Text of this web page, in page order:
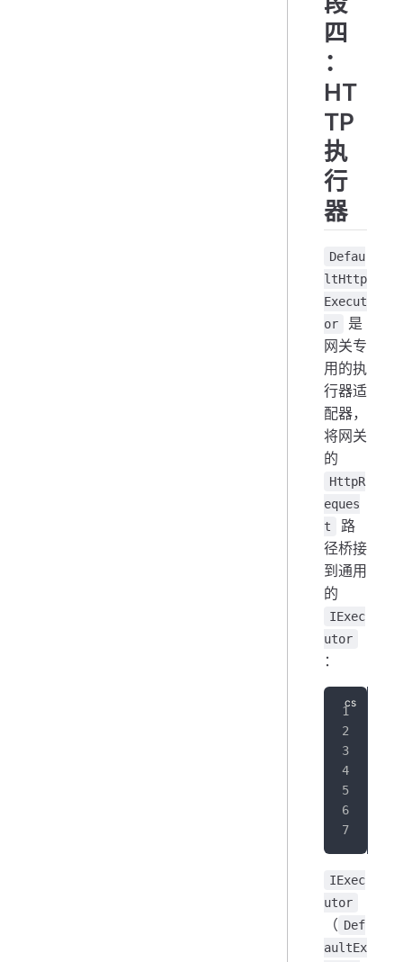
四
：
HT
TP
执
行
器
Defau
ltHttp
Execut
or
是
网关专
用的执
行器适
配器，
将网关
的
HttpR
eques
t
路
径桥接
到通用
的
IExec
utor
：
IExec
utor
（ Def
aultEx